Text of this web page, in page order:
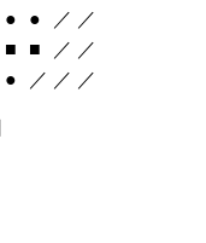
● ● ／ ／
■ ■ ／ ／
● ／ ／ ／